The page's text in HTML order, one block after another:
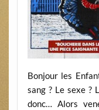
Bonjour les
sang ? Le sexe ?
donc… Alors